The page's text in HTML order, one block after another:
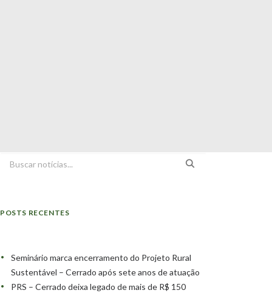
POSTS RECENTES
Seminário marca encerramento do Projeto Rural
Sustentável – Cerrado após sete anos de atuação
PRS – Cerrado deixa legado de mais de R$ 150